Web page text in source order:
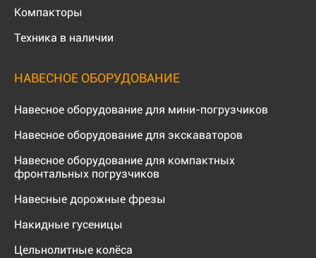
Компакторы
Техника в наличии
НАВЕСНОЕ ОБОРУДОВАНИЕ
Навесное оборудование для мини-погрузчиков
Навесное оборудование для экскаваторов
Навесное оборудование для компактных
фронтальных погрузчиков
Навесные дорожные фрезы
Накидные гусеницы
Цельнолитные колёса